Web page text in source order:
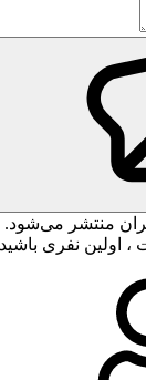
منتشر می‌شود.
اولین نفری